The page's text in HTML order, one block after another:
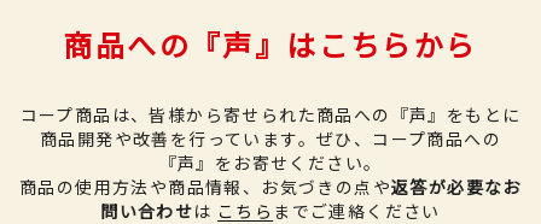
商品への『声』はこちらから
コープ商品は、皆様から寄せられた商品への『声』をもとに
商品開発や改善を行っています。 ぜひ、コープ商品への
『声』をお寄せください。
商品の使用方法や商品情報、お気づきの点や返答が必要なお
問い合わせは こちら までご連絡ください